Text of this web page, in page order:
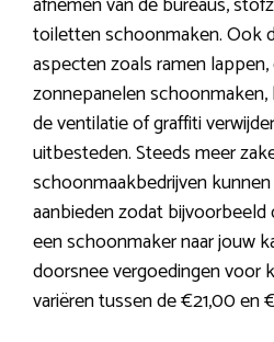
toiletten schoonmaken. Ook
aspecten zoals ramen
zonnepanelen
de ventilatie of graffiti
uitbesteden. Steeds meer
schoonmaakbedrijven
aanbieden zodat
een schoonmaker naar jouw
doorsnee vergoedingen voor
variëren tussen de €21,00 en